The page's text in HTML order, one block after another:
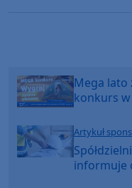
Mega lato
konkurs w
Artykuł
informuje